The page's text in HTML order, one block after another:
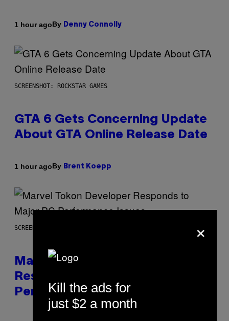
1 hour agoBy Denny Connolly
SCREENSHOT: ROCKSTAR GAMES
GTA 6 Gets Concerning Update
About GTA Online Release Date
1 hour agoBy Brent Koepp
SCREENSHOT: PLAYSTATION, STEAM
Marvel Tokon Developer
Responds to Major PC
Performance Issues
×
Kill the ads for
just $2 a month